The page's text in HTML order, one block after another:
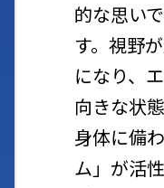
的な思い
す。視野
になり、
向きな状
身体に備
ム」が活